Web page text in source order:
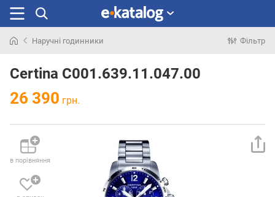
раніше
Наручні годинники Фільтр
Certina C001.639.11.047.00
26 390 грн.
в порівняння